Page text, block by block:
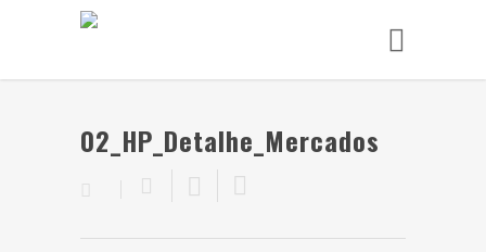
02_HP_Detalhe_Mercados